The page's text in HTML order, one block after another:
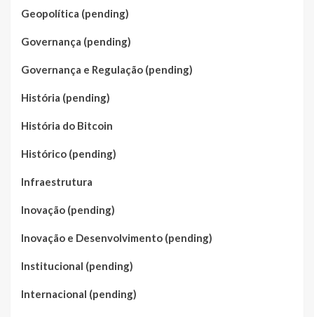
Geopolítica (pending)
Governança (pending)
Governança e Regulação (pending)
História (pending)
História do Bitcoin
Histórico (pending)
Infraestrutura
Inovação (pending)
Inovação e Desenvolvimento (pending)
Institucional (pending)
Internacional (pending)